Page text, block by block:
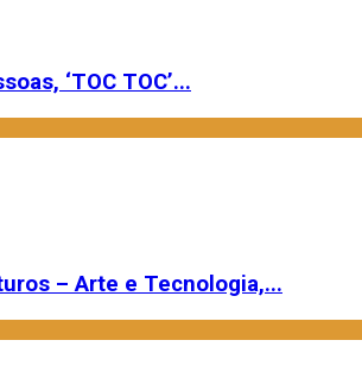
‘TOC TOC’...
– Arte e Tecnologia,...